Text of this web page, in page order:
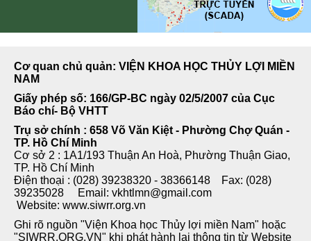
Cơ quan chủ quản: VIỆN KHOA HỌC THỦY LỢI MIỀN
NAM
Giấy phép số: 166/GP-BC ngày 02/5/2007 của Cục
Báo chí- Bộ VHTT
Trụ sở chính : 658 Võ Văn Kiệt - Phường Chợ Quán -
TP. Hồ Chí Minh
Cơ sở 2 : 1A1/193 Thuận An Hoà, Phường Thuận Giao,
TP. Hồ Chí Minh
Điện thoại : (028) 39238320 - 38366148 Fax: (028)
39235028 Email: vkhtlmn@gmail.com
Website: www.siwrr.org.vn
Ghi rõ nguồn "Viện Khoa học Thủy lợi miền Nam" hoặc
"SIWRR.ORG.VN" khi phát hành lại thông tin từ Website